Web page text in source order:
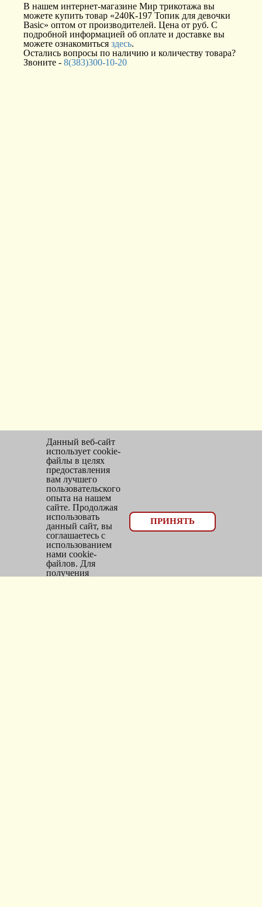
В нашем интернет-магазине Мир трикотажа вы
можете купить товар «240К-197 Топик для девочки
Basic» оптом от производителей. Цена от руб. С
подробной информацией об оплате и доставке вы
можете ознакомиться здесь.
Остались вопросы по наличию и количеству товара?
Звоните - 8(383)300-10-20
© 2026, оптовый отдел Мир трикотажа
bms_opt@mail.ru
Тел: 8(383)300-10-20
Адрес: г.Новосибирск,
Данный веб-сайт
использует cookie-
файлы в целях
предоставления
вам лучшего
пользовательского
опыта на нашем
сайте. Продолжая
использовать
данный сайт, вы
соглашаетесь с
использованием
нами cookie-
файлов. Для
получения
ПРИНЯТЬ